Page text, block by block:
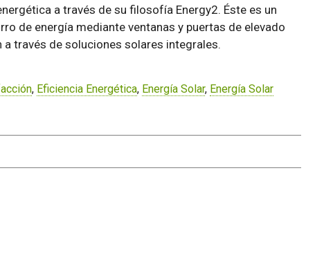
a través de su filosofía Energy2. Éste es un
de energía mediante ventanas y puertas de elevado
través de soluciones solares integrales.
, Eficiencia Energética, Energía Solar, Energía Solar